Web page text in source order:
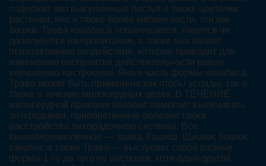
содержит яко высушенные листья а также цветочки
растения, яко а также более мелкие части, эти как
бошки. Трава канабиса попыхивается, парится чи
дополняется на пропитание, а также она являет
психоактивное воздействие, которое приводит для
изменению восприятия действительности равно
улучшению настроения. Яко и часть формы канабиса,
Трава может быть применена как чтобы услады, так а
также в течение милосердных целях. В ТЕЧЕНИЕ
милосердной практике канабис помогает вылечивать
энтеродиния, приобретенные болезни также
расстройства лихорадочною системы. Все
вышеперечисленное — трава, Гашиш, Шишки, бошки,
канабис а также Трава — выступает собой разные
формы 1-го да того ну растения, хотя один-другой